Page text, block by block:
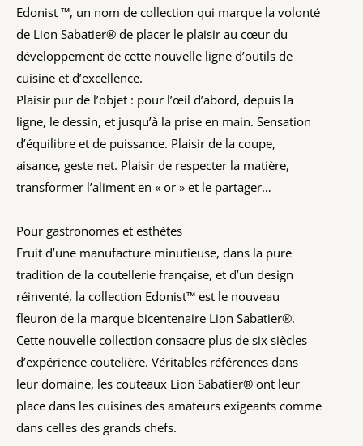
Edonist ™, un nom de collection qui marque la volonté
de Lion Sabatier® de placer le plaisir au cœur du
développement de cette nouvelle ligne d’outils de
cuisine et d’excellence.
Plaisir pur de l’objet : pour l’œil d’abord, depuis la
ligne, le dessin, et jusqu’à la prise en main. Sensation
d’équilibre et de puissance. Plaisir de la coupe,
aisance, geste net. Plaisir de respecter la matière,
transformer l’aliment en « or » et le partager…
Pour gastronomes et esthètes
Fruit d’une manufacture minutieuse, dans la pure
tradition de la coutellerie française, et d’un design
réinventé, la collection Edonist™ est le nouveau
fleuron de la marque bicentenaire Lion Sabatier®.
Cette nouvelle collection consacre plus de six siècles
d’expérience coutelière. Véritables références dans
leur domaine, les couteaux Lion Sabatier® ont leur
place dans les cuisines des amateurs exigeants comme
dans celles des grands chefs.